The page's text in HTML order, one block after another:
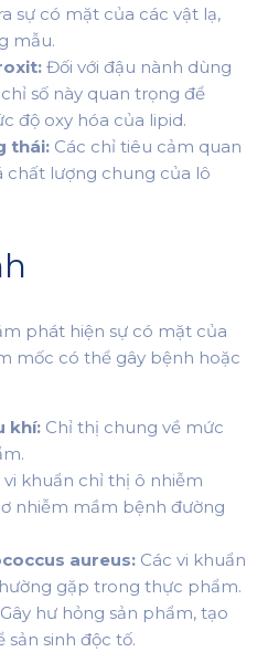
sự có mặt của các vật lạ,
mẫu.
Đối với đậu nành dùng
số này quan trọng để
độ oxy hóa của lipid.
thái: Các chỉ tiêu cảm quan
chất lượng chung của lô
phát hiện sự có mặt của
mốc có thể gây bệnh hoặc
khí: Chỉ thị chung về mức
vi khuẩn chỉ thị ô nhiễm
nhiễm mầm bệnh đường
aureus: Các vi khuẩn
gặp trong thực phẩm.
Gây hư hỏng sản phẩm, tạo
sinh độc tố.